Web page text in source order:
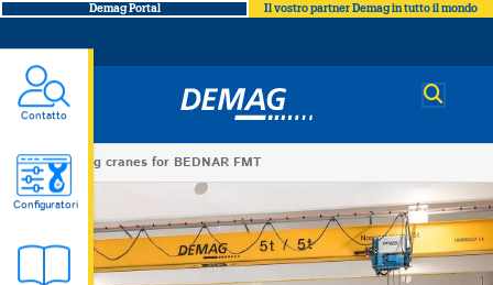
Demag Portal Il vostro partner Demag in tutto il mondo
Demag
You
are
here
Demag cranes for BEDNAR FMT
Contatto
Configuratori
Demag
cranes